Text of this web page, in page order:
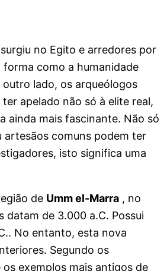
no Egito e arredores por
como a humanidade
lado, os arqueólogos
apelado não só à elite real,
ainda mais fascinante. Não só
artesãos comuns podem ter
isto significa uma
de Umm el-Marra , no
datam de 3.000 a.C. Possui
No entanto, esta nova
Segundo os
exemplos mais antigos de